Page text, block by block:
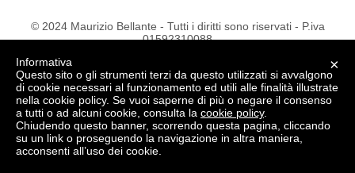
© 2024 Maurizio Bellante - Tutti i diritti sono riservati - P.iva
01592310088
×
Informativa
Questo sito o gli strumenti terzi da questo utilizzati si avvalgono
di cookie necessari al funzionamento ed utili alle finalità illustrate
nella cookie policy. Se vuoi saperne di più o negare il consenso
a tutti o ad alcuni cookie, consulta la cookie policy.
Chiudendo questo banner, scorrendo questa pagina, cliccando
su un link o proseguendo la navigazione in altra maniera,
acconsenti all’uso dei cookie.